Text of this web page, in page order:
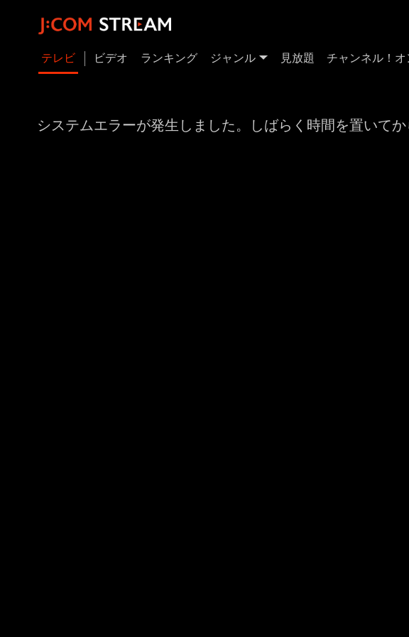
テレビ ビデオ ランキング ジャンル 見放題 チャンネル！オ
システムエラーが発生しました。しばらく時間を置いて